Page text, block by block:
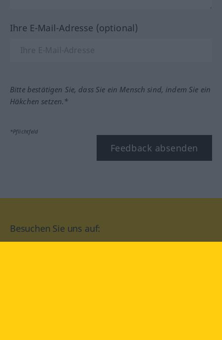
Ihre E-Mail-Adresse (optional)
Bitte bestätigen Sie, dass Sie ein Mensch sind, indem Sie ein
Häkchen setzen.*
*Pflichtfeld
Feedback absenden
Besuchen Sie uns auf: